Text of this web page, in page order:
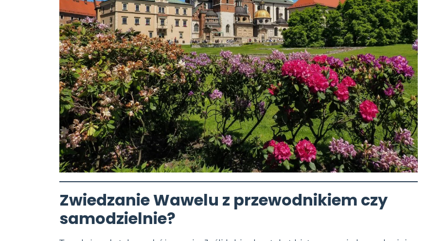
Zwiedzanie Wawelu z przewodnikiem czy
samodzielnie?